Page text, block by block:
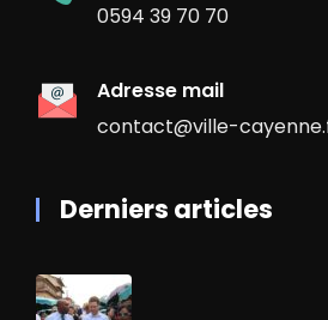
0594 39 70 70
Adresse mail
contact@ville-
Derniers articles